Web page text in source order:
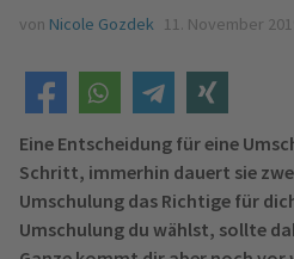
von Nicole Gozdek 11. November
Eine Entscheidung für eine
Schritt, immerhin dauert sie
Umschulung das Richtige für
Umschulung du wählst, sollte